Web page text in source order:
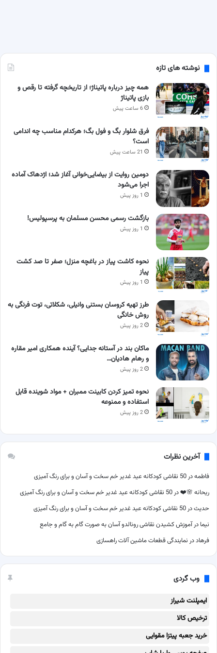
نوشته های تازه
همه چیز درباره پاتیناژ؛ از تاریخچه گرفته تا رقص و
بازی پاتیناژ
6 ساعت پیش
فرق شلوار بگ و فول بگ؛ هرکدام مناسب چه اندامی
است؟
21 ساعت پیش
دومین روایت از بیضایی‌خوانی آغاز شد؛ اژدهاک آماده
اجرا می‌شود
1 روز پیش
بازگشت رسمی محسن مسلمان به پرسپولیس!
1 روز پیش
نحوه کاشت پیاز در باغچه منزل؛ صفر تا صد کشت
پیاز
1 روز پیش
طرز تهیه کروسان بستنی وانیلی، شکلاتی، توت فرنگی به
روش خانگی
2 روز پیش
ماکان بند در آستانه جدایی؟ آینده همکاری امیر مقاره
و رهام هادیان…
2 روز پیش
نحوه تمیز کردن کابینت ممبران + مواد شوینده قابل
استفاده و ممنوعه
2 روز پیش
آخرین نظرات
فاطمهدر 50 نقاشی کودکانه عید غدیر خم سخت و آسان و برای رنگ آمیزی
ریحانه 🌸❤️در 50 نقاشی کودکانه عید غدیر خم سخت و آسان و برای رنگ آمیزی
حدیثدر 50 نقاشی کودکانه عید غدیر خم سخت و آسان و برای رنگ آمیزی
نیما درآموزش کشیدن نقاشی رونالدو آسان به صورت گام به گام و جامع
فرهاددر نمایندگی قطعات ماشین آلات راهسازی
وب گردی
ایمپلنت شیراز
ترخیص کالا
خرید جعبه پیتزا مقوایی